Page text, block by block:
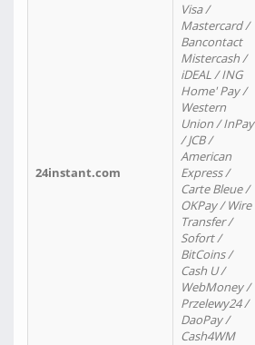
24instant.com
Visa /
Mastercard /
Bancontact
Mistercash /
iDEAL / ING
Home' Pay /
Western
Union / InPay
/ JCB /
American
Express /
Carte Bleue /
OKPay / Wire
Transfer /
Sofort /
BitCoins /
Cash U /
WebMoney /
Przelewy24 /
DaoPay /
Cash4WM